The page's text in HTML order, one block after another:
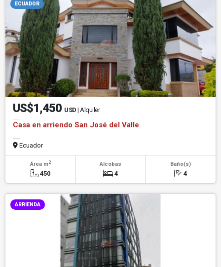
ECUADOR
US$1,450 USD | Alquiler
Casa en arriendo San José del Valle
Ecuador
Área m2
450
Alcobas
4
Baño(s)
4
ARRIENDA